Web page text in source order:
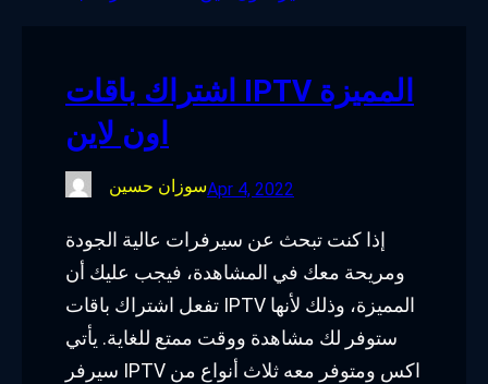
k
n
a
اشتراك باقات IPTV المميزة
اون لاين
سوزان حسينApr 4, 2022
إذا كنت تبحث عن سيرفرات عالية الجودة
ومريحة معك في المشاهدة، فيجب عليك أن
تفعل اشتراك باقات IPTV المميزة، وذلك لأنها
ستوفر لك مشاهدة ووقت ممتع للغاية. يأتي
سيرفر IPTV اكس ومتوفر معه ثلاث أنواع من